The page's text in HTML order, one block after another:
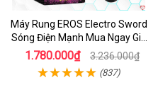
Máy Rung EROS Electro Sword
Sóng Điện Mạnh Mua Ngay Giá
Tốt
1.780.000₫ 3.236.000₫
(837)